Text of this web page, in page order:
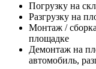
Погрузку на
Разгрузку на
Монтаж /
площадке
Демонтаж на
автомобиль,